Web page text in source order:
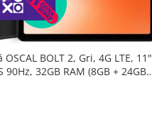
OSCAL BOLT 2, Gri, 4G LTE, 11"
90Hz, 32GB RAM (8GB + 24GB